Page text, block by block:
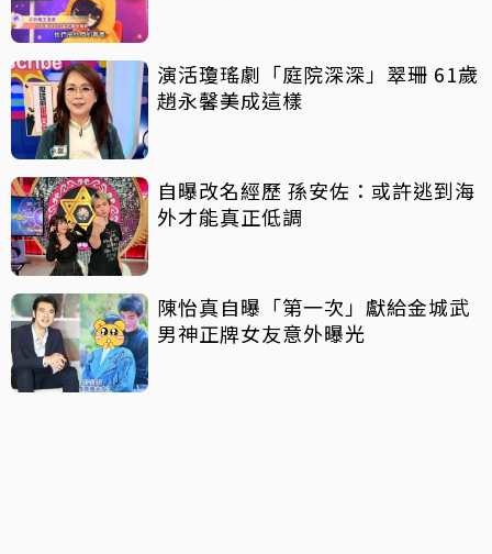
演活瓊瑤劇「庭院深深」翠珊 61歲
趙永馨美成這樣
自曝改名經歷 孫安佐：或許逃到海
外才能真正低調
陳怡真自曝「第一次」獻給金城武
男神正牌女友意外曝光